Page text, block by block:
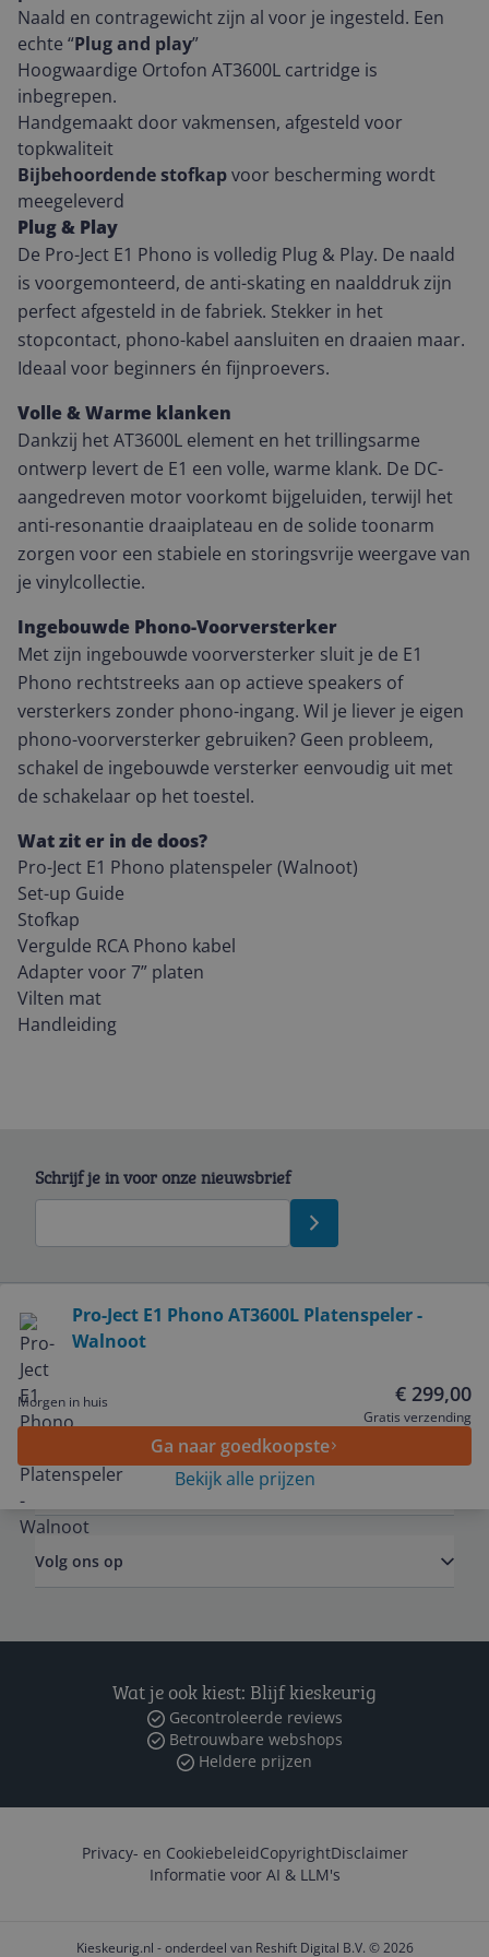
Naald en contragewicht zijn al voor je ingesteld. Een
echte “Plug and play”
Hoogwaardige Ortofon AT3600L cartridge is
inbegrepen.
Handgemaakt door vakmensen, afgesteld voor
topkwaliteit
Bijbehoordende stofkapvoor bescherming wordt
meegeleverd
Plug & Play
De Pro-Ject E1 Phono is volledig Plug & Play. De naald
is voorgemonteerd, de anti-skating en naalddruk zijn
perfect afgesteld in de fabriek. Stekker in het
stopcontact, phono-kabel aansluiten en draaien maar.
Ideaal voor beginners én fijnproevers.
Volle & Warme klanken
Dankzij het AT3600L element en het trillingsarme
ontwerp levert de E1 een volle, warme klank. De DC-
aangedreven motor voorkomt bijgeluiden, terwijl het
anti-resonantie draaiplateau en de solide toonarm
zorgen voor een stabiele en storingsvrije weergave van
je vinylcollectie.
Ingebouwde Phono-Voorversterker
Met zijn ingebouwde voorversterker sluit je de E1
Phono rechtstreeks aan op actieve speakers of
versterkers zonder phono-ingang. Wil je liever je eigen
phono-voorversterker gebruiken? Geen probleem,
schakel de ingebouwde versterker eenvoudig uit met
de schakelaar op het toestel.
Wat zit er in de doos?
Pro-Ject E1 Phono platenspeler (Walnoot)
Set-up Guide
Stofkap
Vergulde RCA Phono kabel
Adapter voor 7” platen
Vilten mat
Handleiding
Pro-Ject E1 Phono AT3600L Platenspeler -
Walnoot
Morgen in huis € 299,00
Gratis verzending
Ga naar goedkoopste
Bekijk alle prijzen
Schrijf je in voor onze nieuwsbrief
Service
Algemeen
Zakelijk
Volg ons op
Wat je ook kiest: Blijf kieskeurig
Gecontroleerde reviews
Betrouwbare webshops
Heldere prijzen
Privacy- en CookiebeleidCopyrightDisclaimer
Informatie voor AI & LLM's
Kieskeurig.nl - onderdeel van Reshift Digital B.V. © 2026